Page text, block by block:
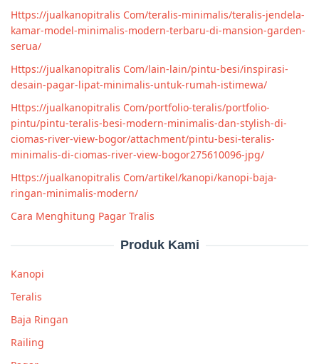
Https://jualkanopitralis Com/teralis-minimalis/teralis-jendela-
kamar-model-minimalis-modern-terbaru-di-mansion-garden-
serua/
Https://jualkanopitralis Com/lain-lain/pintu-besi/inspirasi-
desain-pagar-lipat-minimalis-untuk-rumah-istimewa/
Https://jualkanopitralis Com/portfolio-teralis/portfolio-
pintu/pintu-teralis-besi-modern-minimalis-dan-stylish-di-
ciomas-river-view-bogor/attachment/pintu-besi-teralis-
minimalis-di-ciomas-river-view-bogor275610096-jpg/
Https://jualkanopitralis Com/artikel/kanopi/kanopi-baja-
ringan-minimalis-modern/
Cara Menghitung Pagar Tralis
Produk Kami
Kanopi
Teralis
Baja Ringan
Railing